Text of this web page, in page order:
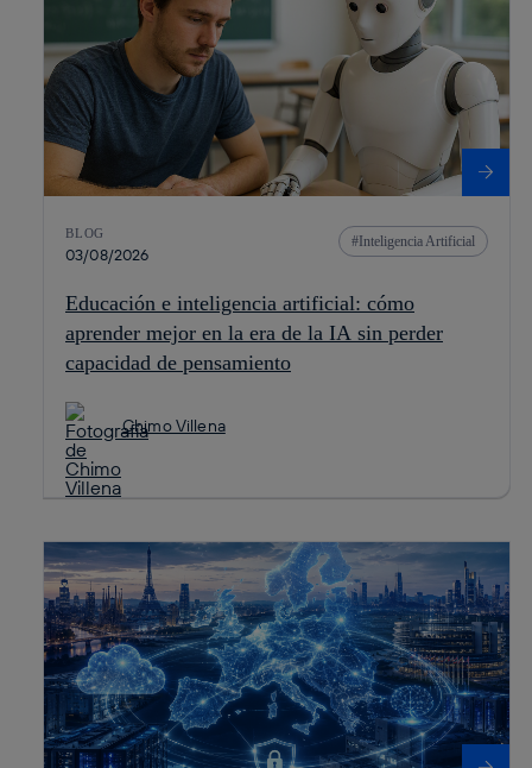
BLOG
03/08/2026
Inteligencia Artificial
Educación e inteligencia artificial: cómo
aprender mejor en la era de la IA sin perder
capacidad de pensamiento
Chimo Villena